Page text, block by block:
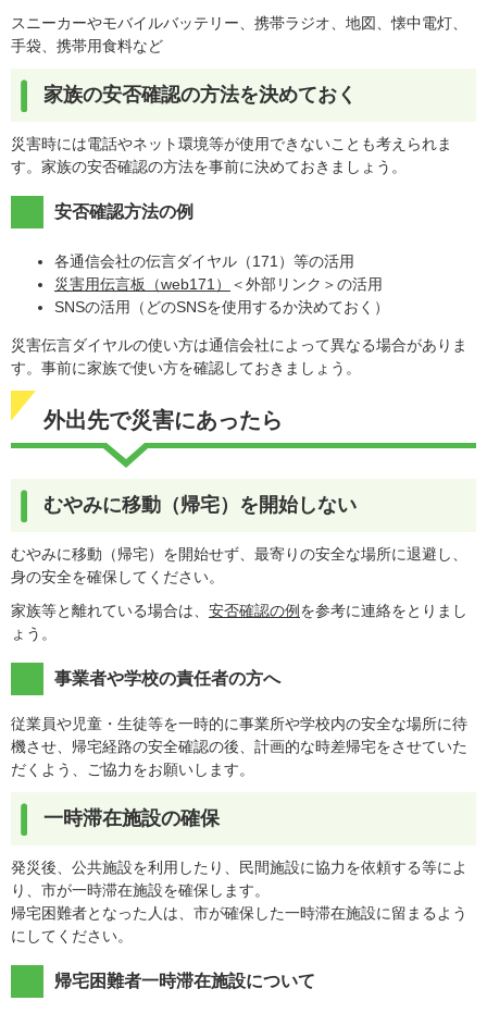
スニーカーやモバイルバッテリー、携帯ラジオ、地図、懐中電灯、
手袋、携帯用食料など
家族の安否確認の方法を決めておく
災害時には電話やネット環境等が使用できないことも考えられま
す。家族の安否確認の方法を事前に決めておきましょう。
安否確認方法の例
各通信会社の伝言ダイヤル（171）等の活用
災害用伝言板（web171）
＜外部リンク＞の活用
SNSの活用（どのSNSを使用するか決めておく）
災害伝言ダイヤルの使い方は通信会社によって異なる場合がありま
す。事前に家族で使い方を確認しておきましょう。
外出先で災害にあったら
むやみに移動（帰宅）を開始しない
むやみに移動（帰宅）を開始せず、最寄りの安全な場所に退避し、
身の安全を確保してください。
家族等と離れている場合は、 安否確認の例 を参考に連絡をとりまし
ょう。
事業者や学校の責任者の方へ
従業員や児童・生徒等を一時的に事業所や学校内の安全な場所に待
機させ、帰宅経路の安全確認の後、計画的な時差帰宅をさせていた
だくよう、ご協力をお願いします。
一時滞在施設の確保
発災後、公共施設を利用したり、民間施設に協力を依頼する等によ
り、市が一時滞在施設を確保します。
帰宅困難者となった人は、市が確保した一時滞在施設に留まるよう
にしてください。
帰宅困難者一時滞在施設について